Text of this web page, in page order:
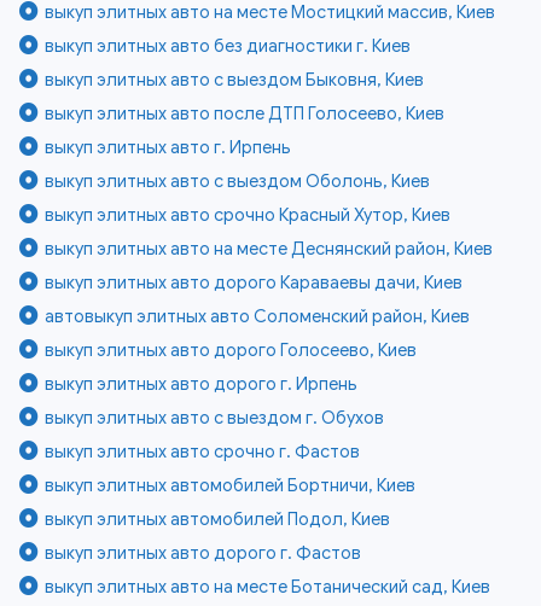
выкуп элитных авто на месте Мостицкий массив, Киев
выкуп элитных авто без диагностики г. Киев
выкуп элитных авто с выездом Быковня, Киев
выкуп элитных авто после ДТП Голосеево, Киев
выкуп элитных авто г. Ирпень
выкуп элитных авто с выездом Оболонь, Киев
выкуп элитных авто срочно Красный Хутор, Киев
выкуп элитных авто на месте Деснянский район, Киев
выкуп элитных авто дорого Караваевы дачи, Киев
автовыкуп элитных авто Соломенский район, Киев
выкуп элитных авто дорого Голосеево, Киев
выкуп элитных авто дорого г. Ирпень
выкуп элитных авто с выездом г. Обухов
выкуп элитных авто срочно г. Фастов
выкуп элитных автомобилей Бортничи, Киев
выкуп элитных автомобилей Подол, Киев
выкуп элитных авто дорого г. Фастов
выкуп элитных авто на месте Ботанический сад, Киев